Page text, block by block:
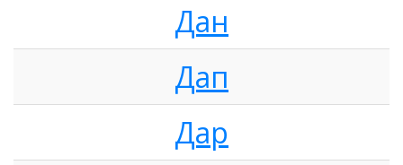
Дан
Дап
Дар